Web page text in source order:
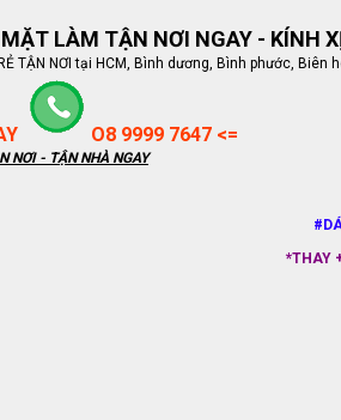
LÀM TẬN NƠI NGAY - KÍNH
RẺ TẬN NƠI tại HCM, Bình dương, Bình phước,
O8 9999 7647 <=
NƠI - TẬN NHÀ NGAY
*THAY